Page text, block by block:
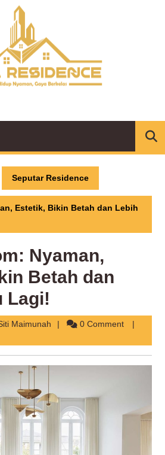
Seputar Residence
Estetik, Bikin Betah dan Lebih
Nyaman,
Betah dan
Lagi!
Maimunah Siti
0 Comment